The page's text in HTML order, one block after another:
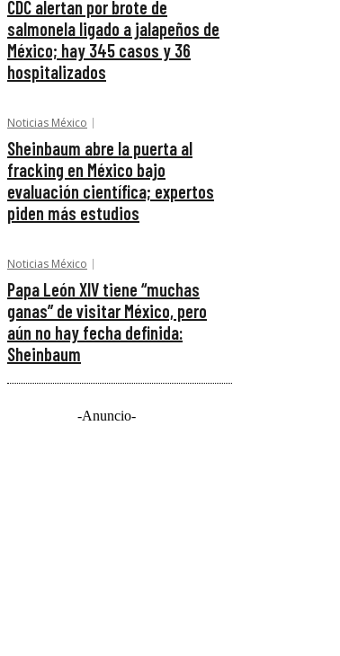
CDC alertan por brote de
salmonela ligado a jalapeños de
México; hay 345 casos y 36
hospitalizados
Noticias México
Sheinbaum abre la puerta al
fracking en México bajo
evaluación científica; expertos
piden más estudios
Noticias México
Papa León XIV tiene “muchas
ganas” de visitar México, pero
aún no hay fecha definida:
Sheinbaum
-Anuncio-